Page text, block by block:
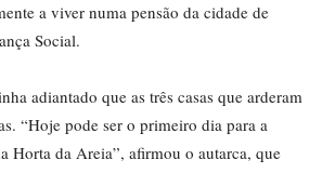
a viver numa pensão da cidade de
Social.
adiantado que as três casas que arderam
“Hoje pode ser o primeiro dia para a
Horta da Areia”, afirmou o autarca, que